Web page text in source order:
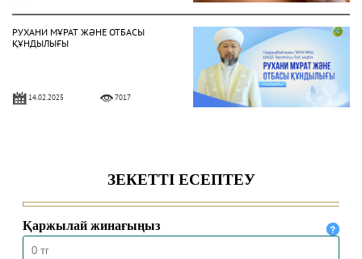
РУХАНИ МҰРАТ ЖӘНЕ ОТБАСЫ
ҚҰНДЫЛЫҒЫ
14.02.2025 7017
05.02.2025 6515
ДӘСТҮРЛІ ТӘРБИЕ – БЕРЕКЕЛІ
ҮЙДІҢ ІРГЕТАСЫ